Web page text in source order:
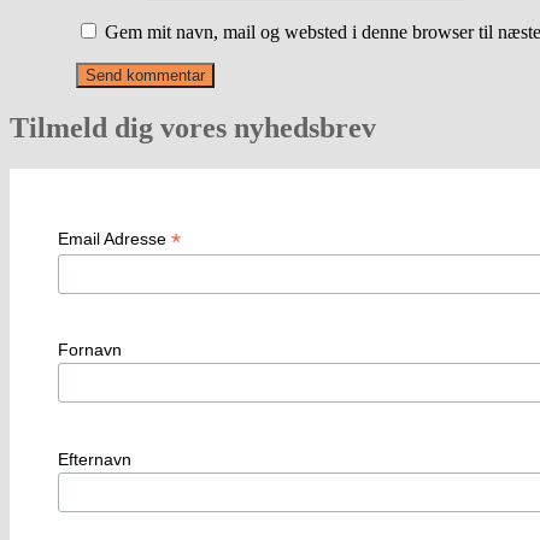
Gem mit navn, mail og websted i denne browser til
Tilmeld dig vores nyhedsbrev
Email Adresse *
Fornavn
Efternavn